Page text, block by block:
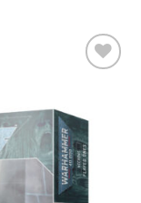
dei
desideri